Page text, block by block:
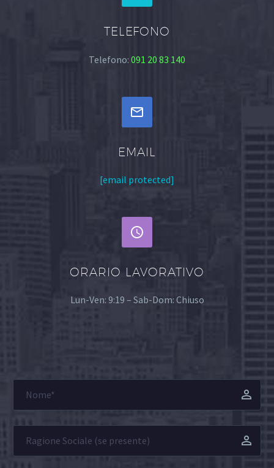
TELEFONO
Telefono: 091 20 83 140


EMAIL
[email protected]


ORARIO LAVORATIVO
Lun-Ven: 9:19 – Sab-Dom: Chiuso